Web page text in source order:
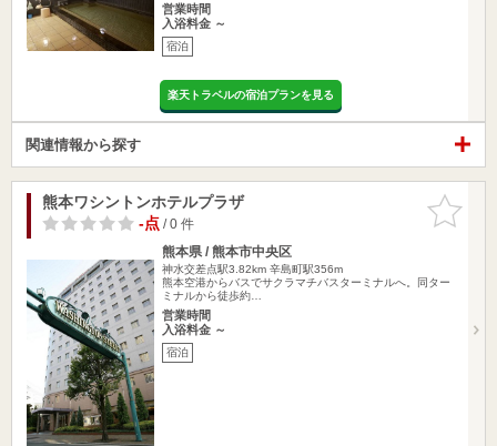
営業時間
入浴料金 ～
宿泊
楽天トラベルの宿泊プランを見る
関連情報から探す
お気に入
りに追加
熊本ワシントンホテルプラザ
-点/ 0 件
熊本県 / 熊本市中央区
神水交差点駅3.82km 辛島町駅356m
熊本空港からバスでサクラマチバスターミナルへ。同ター
ミナルから徒歩約…
営業時間
入浴料金 ～
宿泊